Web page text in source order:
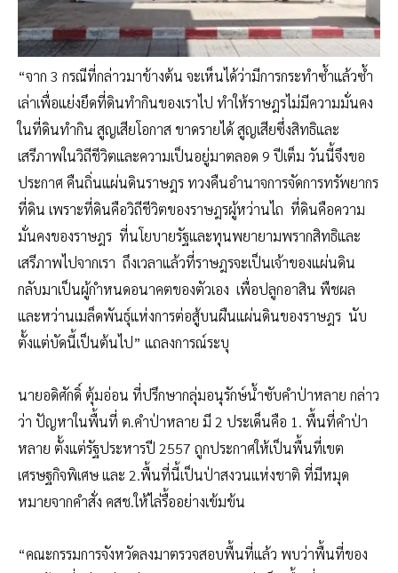
“จาก 3 กรณีที่กล่าวมาข้างต้น จะเห็นได้ว่ามีการกระทำซ้ำแล้วซ้ำ
เล่าเพื่อแย่งยึดที่ดินทำกินของเราไป ทำให้ราษฎรไม่มีความมั่นคง
ในที่ดินทำกิน สูญเสียโอกาส ขาดรายได้ สูญเสียซึ่งสิทธิและ
เสรีภาพในวิถีชีวิตและความเป็นอยู่มาตลอด 9 ปีเต็ม วันนี้จึงขอ
ประกาศ คืนถิ่นแผ่นดินราษฎร ทวงคืนอำนาจการจัดการทรัพยากร
ที่ดิน เพราะที่ดินคือวิถีชีวิตของราษฎรผู้หว่านไถ ที่ดินคือความ
มั่นคงของราษฎร ที่นโยบายรัฐและทุนพยายามพรากสิทธิและ
เสรีภาพไปจากเรา ถึงเวลาแล้วที่ราษฎรจะเป็นเจ้าของแผ่นดิน
กลับมาเป็นผู้กำหนดอนาคตของตัวเอง เพื่อปลูกอาสิน พืชผล
และหว่านเมล็ดพันธุ์แห่งการต่อสู้บนผืนแผ่นดินของราษฎร นับ
ตั้งแต่บัดนี้เป็นต้นไป” แถลงการณ์ระบุ
นายอดิศักดิ์ ตุ้มอ่อน ที่ปรึกษากลุ่มอนุรักษ์น้ำซับคำป่าหลาย กล่าว
ว่า ปัญหาในพื้นที่ ต.คำป่าหลาย มี 2 ประเด็นคือ 1. พื้นที่คำป่า
หลาย ตั้งแต่รัฐประหารปี 2557 ถูกประกาศให้เป็นพื้นที่เขต
เศรษฐกิจพิเศษ และ 2.พื้นที่นี้เป็นป่าสงวนแห่งชาติ ที่มีหมุด
หมายจากคำสั่ง คสช.ให้ไล่รื้ออย่างเข้มข้น
“คณะกรรมการจังหวัดลงมาตรวจสอบพื้นที่แล้ว พบว่าพื้นที่ของ